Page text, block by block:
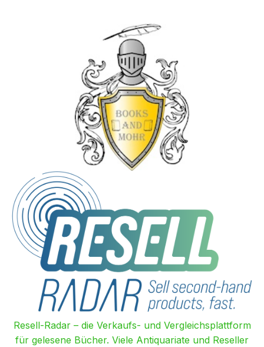
Resell-Radar – die Verkaufs- und Vergleichsplattform
für gelesene Bücher. Viele Antiquariate und Reseller